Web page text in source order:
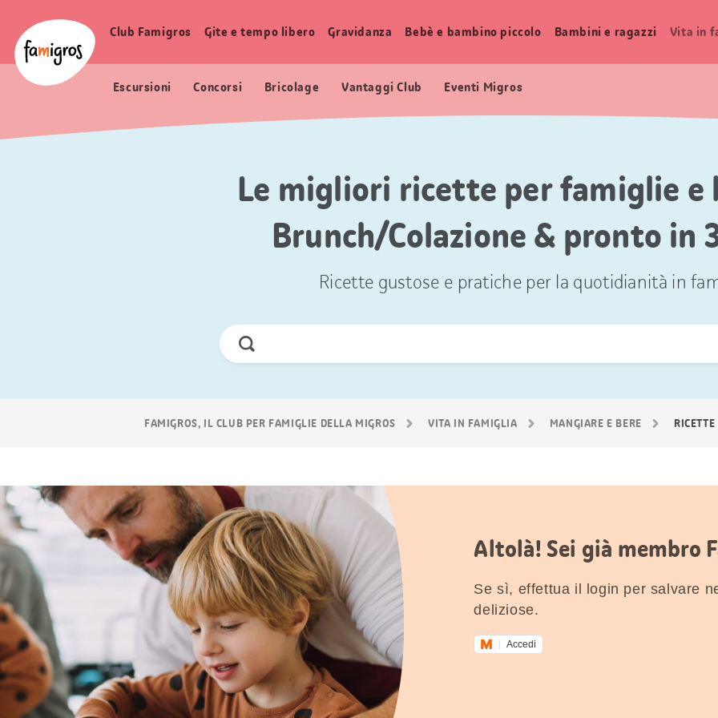
segnalibri
Logo
Navigazione
Club Famigros Gite e tempo libero Gravidanza Bebè e bambino piccolo Bambini e ragazzi Vita in
Escursioni Concorsi Bricolage Vantaggi Club Eventi Migros
Le migliori ricette per famiglie e
Brunch/Colazione & pronto in
Ricette gustose e pratiche per la quotidianità in
Cerca
FAMIGROS, IL CLUB PER FAMIGLIE DELLA MIGROS VITA IN FAMIGLIA MANGIARE E BERE RICETTE
Altolà! Sei già membro
Se sì, effettua il login per salvare
deliziose.
Accedi